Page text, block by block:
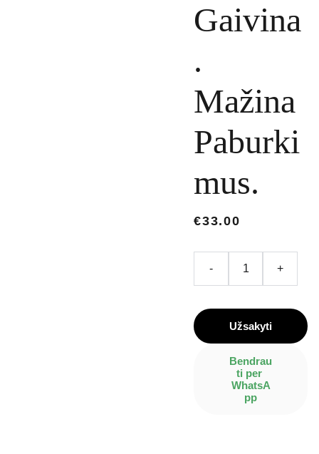
Gaivina
.
Mažina
Paburki
mus.
€33.00
- +
Užsakyti
Bendrau
ti per
WhatsA
pp